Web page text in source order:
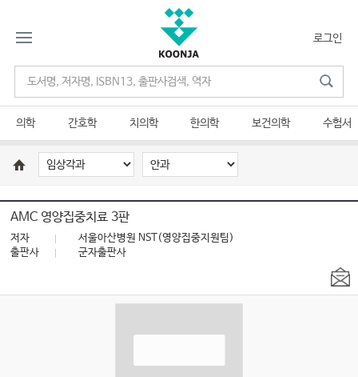
로그인
의학 간호학 치의학 한의학 보건의학 수험서
AMC 영양집중치료 3판
저자
서울아산병원 NST(영양집중지원팀)
출판사
군자출판사